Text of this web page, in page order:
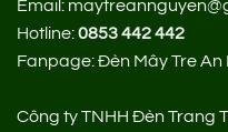
Email:
Hotline:0853 442 442
Fanpage:Đèn Mây Tre An
Công ty TNHH Đèn Trang